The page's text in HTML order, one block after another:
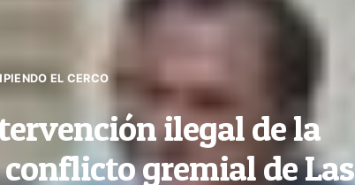
EL CERCO
ilegal de la
gremial de Las